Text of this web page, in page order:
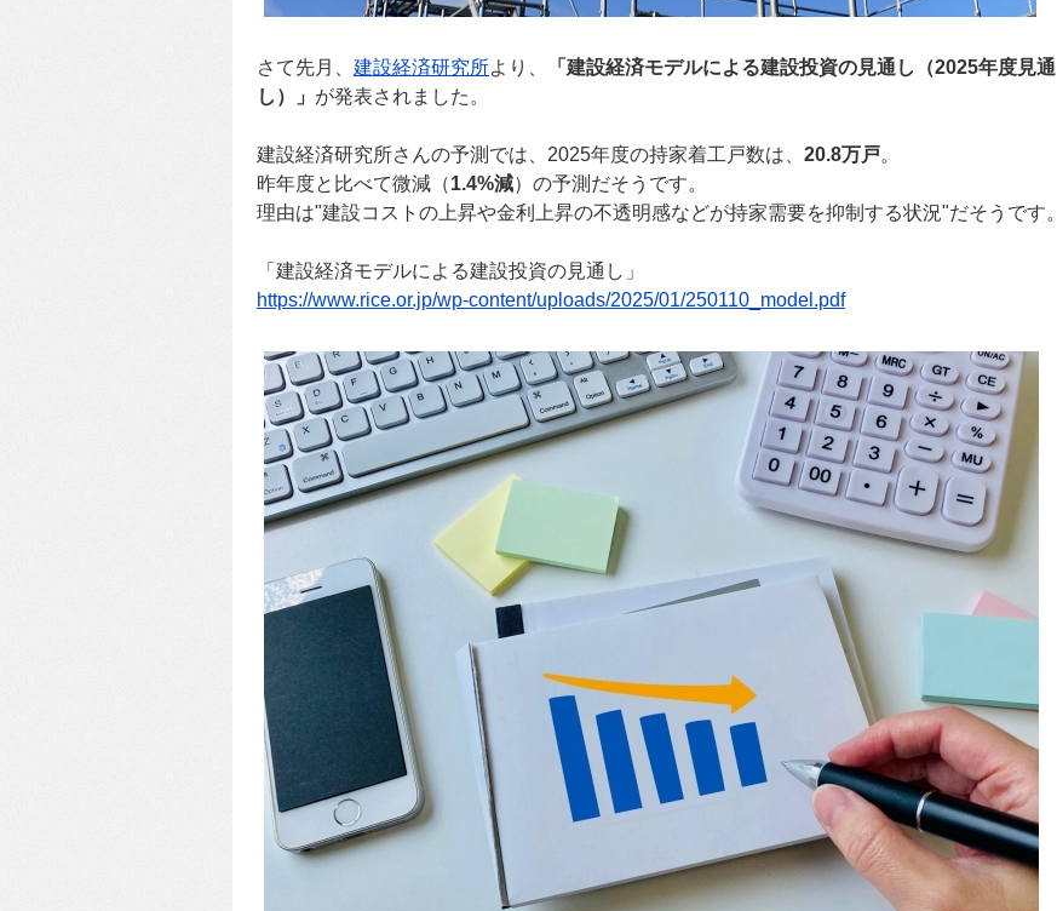
さて先月、 建設経済研究所より、
「建設経済モデルによる建設投資の見通し（2025年度見通
し）」 が発表されました。
建設経済研究所さんの予測では、2025年度の持家着工戸数は、 20.8万戸。
昨年度と比べて微減（1.4%減）の予測だそうです。
理由は"建設コストの上昇や金利上昇の不透明感などが持家需要を抑制する状況"だそうです。
「建設経済モデルによる建設投資の見通し」
https://www.rice.or.jp/wp-content/uploads/2025/01/250110_model.pdf